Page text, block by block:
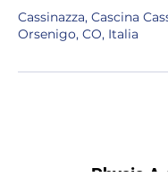
Cassinazza, Cascina
Orsenigo, CO, Italia